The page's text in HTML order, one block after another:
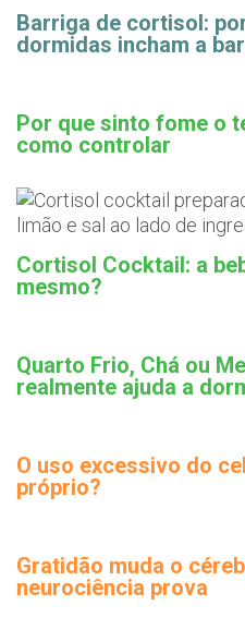
Barriga de cortisol:
dormidas incham a
Por que sinto fome o
como controlar
Cortisol Cocktail: a
mesmo?
Quarto Frio, Chá ou
realmente ajuda a
O uso excessivo do
próprio?
Gratidão muda o
neurociência prova